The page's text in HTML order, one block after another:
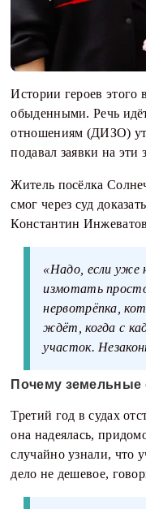
Истории героев
обыденными. Речь
отношениям (ДИЗО)
подавал заявки на эти
Житель посёлка
смог через суд
Константин
«Надо, если уже
измотать
нервотрёпка,
ждёт, когда с
участок.
Почему земельные
Третий год в судах
она надеялась,
случайно узнали, что
дело не дешевое,